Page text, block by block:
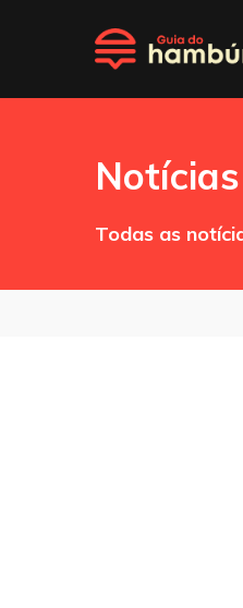
Notícias
Todas as